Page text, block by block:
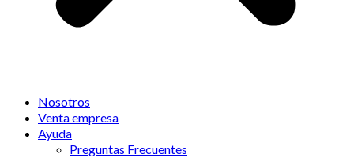
Nosotros
Venta empresa
Ayuda
Preguntas Frecuentes